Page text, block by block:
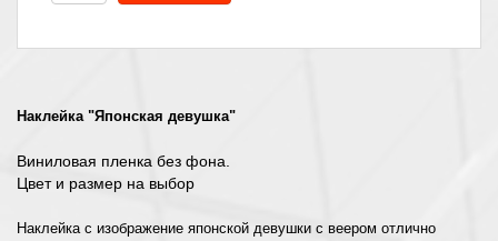
Наклейка "Японская девушка"
Виниловая пленка без фона.
Цвет и размер на выбор
Наклейка с изображение японской девушки с веером отлично